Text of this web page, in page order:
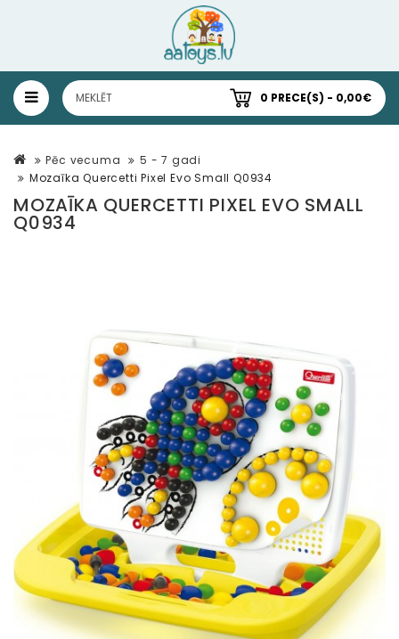
0 PRECE(S) - 0,00€
Pēc vecuma
5 - 7 gadi
Mozaīka Quercetti Pixel Evo Small Q0934
MOZAĪKA QUERCETTI PIXEL EVO SMALL
Q0934